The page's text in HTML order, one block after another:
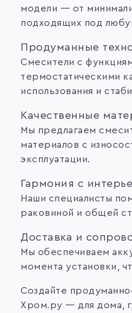
модели — от
подходящих под
Продуманные
Смесители с
термостатическими
использования и
Качественные
Мы предлагаем
материалов с
эксплуатации.
Гармония с
Наши специалисты
раковиной и общей
Доставка и
Мы обеспечиваем
момента установки,
Создайте
Хром.ру — для дома,